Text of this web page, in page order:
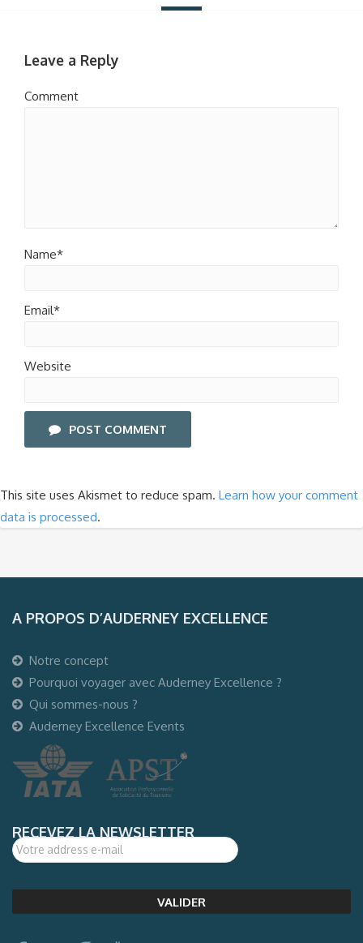
Leave a Reply
Comment
Name*
Email*
Website
POST COMMENT
This site uses Akismet to reduce spam. Learn how your comment
data is processed.
A PROPOS D’AUDERNEY EXCELLENCE
Notre concept
Pourquoi voyager avec Auderney Excellence ?
Qui sommes-nous ?
Auderney Excellence Events
RECEVEZ LA NEWSLETTER